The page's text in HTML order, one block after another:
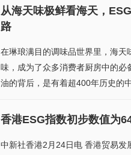
从海天味极鲜看海天，
路
在琳琅满目的调味品世界里，海
味，成为了众多消费者厨房中的
油的背后，是有着超400年历史
香港ESG指数初步数值为
中新社香港2月24日电 香港贸易